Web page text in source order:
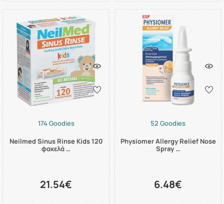
174 Goodies
Neilmed Sinus Rinse Kids 120
φακελά …
21.54€
52 Goodies
Physiomer Allergy Relief Nose
Spray …
6.48€